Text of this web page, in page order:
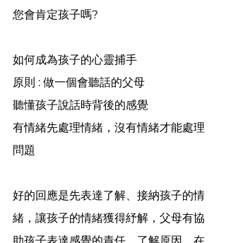
您會肯定孩子嗎?
如何成為孩子的心靈捕手
原則 : 做一個會聽話的父母
聽懂孩子說話時背後的感覺
有情緒先處理情緒，沒有情緒才能處理
問題
好的回應是先表達了解、接納孩子的情
緒，讓孩子的情緒獲得紓解，父母有協